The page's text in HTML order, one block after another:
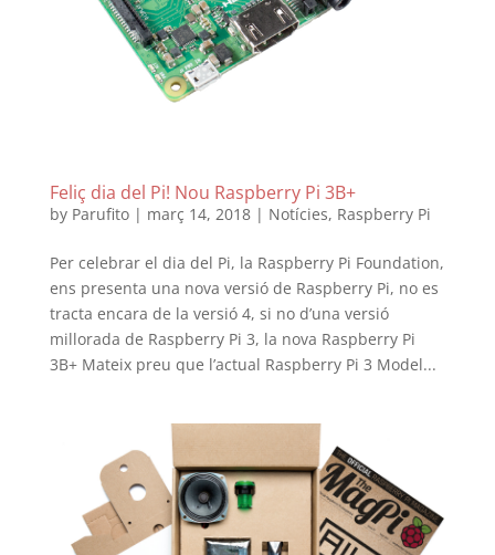
Feliç dia del Pi! Nou Raspberry Pi 3B+
by Parufito| març 14, 2018| Notícies, Raspberry Pi
Per celebrar el dia del Pi, la Raspberry Pi Foundation,
ens presenta una nova versió de Raspberry Pi, no es
tracta encara de la versió 4, si no d’una versió
millorada de Raspberry Pi 3, la nova Raspberry Pi
3B+ Mateix preu que l’actual Raspberry Pi 3 Model...